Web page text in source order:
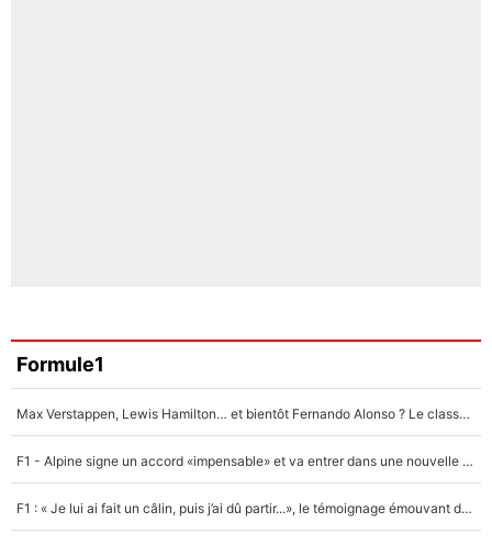
Formule1
Max Verstappen, Lewis Hamilton… et bientôt Fernando Alonso ? Le classement des pilotes les mieux payés en Formule 1 risque de changer !
F1 - Alpine signe un accord «impensable» et va entrer dans une nouvelle dimension : Grande nouvelle pour Pierre Gasly !
F1 : « Je lui ai fait un câlin, puis j’ai dû partir...», le témoignage émouvant de Max Verstappen sur sa fille